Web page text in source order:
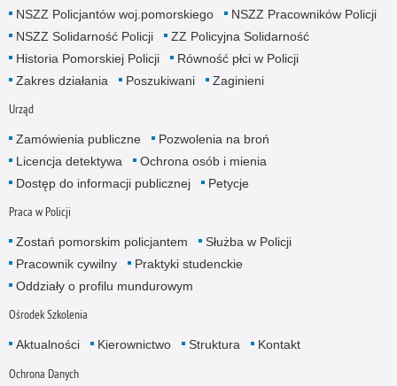
NSZZ Policjantów woj.pomorskiego
NSZZ Pracowników Policji
NSZZ Solidarność Policji
ZZ Policyjna Solidarność
Historia Pomorskiej Policji
Równość płci w Policji
Zakres działania
Poszukiwani Zaginieni
Urząd
Zamówienia publiczne
Pozwolenia na broń
Licencja detektywa
Ochrona osób i mienia
Dostęp do informacji publicznej
Petycje
Praca w Policji
Zostań pomorskim policjantem
Służba w Policji
Pracownik cywilny
Praktyki studenckie
Oddziały o profilu mundurowym
Ośrodek Szkolenia
Aktualności Kierownictwo Struktura Kontakt
Ochrona Danych